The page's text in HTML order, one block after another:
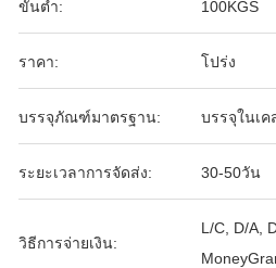
ขั้นต่ำ: 100KGS
ราคา: โปร่ง
บรรจุภัณฑ์มาตรฐาน: บรรจุในเค
ระยะเวลาการจัดส่ง: 30-50วัน
วิธีการจ่ายเงิน:
L/C, D/A,